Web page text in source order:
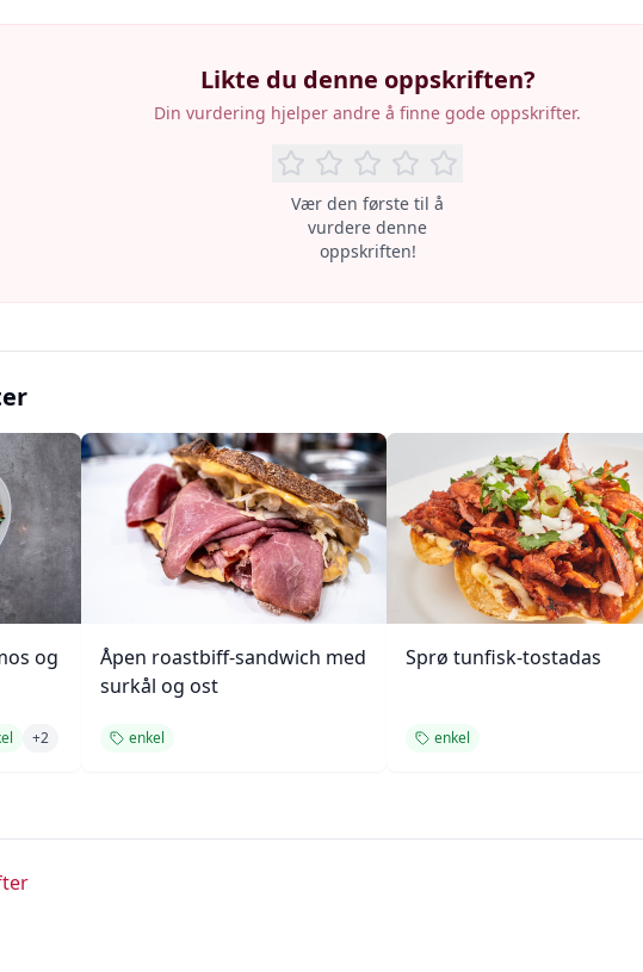
Likte du denne oppskriften?
Din vurdering hjelper andre å finne gode oppskrifter.
Vær den første til å
vurdere denne
oppskriften!
og
+2
Åpen roastbiff-sandwich med
surkål og ost
enkel
Sprø tunfisk-tostadas
enkel